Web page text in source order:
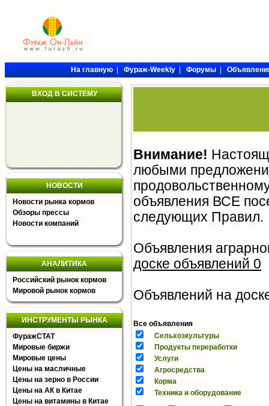
На главную|Фураж-Weekly|Форумы|
ВХОД В СИСТЕМУ
НОВОСТИ
Новости рынка кормов
Обзоры прессы
Новости компаний
АНАЛИТИКА
Российский рынок кормов
Мировой рынок кормов
ИНСТРУМЕНТЫ РЫНКА
ФуражСТАТ
Мировые биржи
Мировые цены
Цены на масличные
Цены на зерно в России
Цены на АК в Китае
Цены на витамины в Китае
Внимание!
любыми
объявления ВСЕ
следующих Правил.
Объявления
доске объявлений 0
Объявлений на
Все объявления
Сельхозкультуры
Продукты переработки
Услуги
Агросредства
Корма
Техника и оборудование